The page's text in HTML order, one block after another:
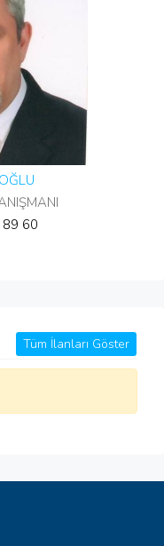
60
Tüm İlanları Göster